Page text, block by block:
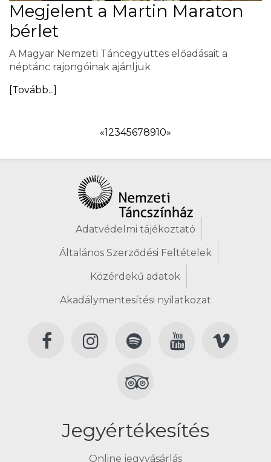
Megjelent a Martin Maraton
bérlet
A Magyar Nemzeti Táncegyüttes előadásait a
néptánc rajongóinak ajánljuk
[Tovább...]
«12345678910»
Adatvédelmi tájékoztató
Általános Szerződési Feltételek
Közérdekű adatok
Akadálymentesítési nyilatkozat
Jegyértékesítés
Online jegyvásárlás